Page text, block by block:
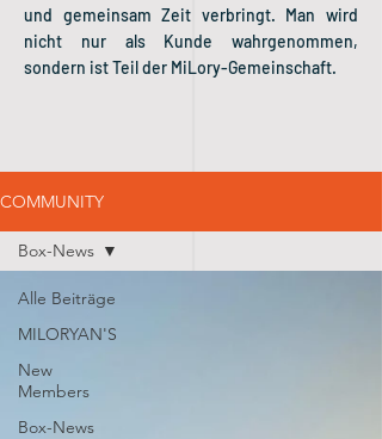
und gemeinsam Zeit verbringt. Man wird
nicht nur als Kunde wahrgenommen,
sondern ist Teil der MiLory-Gemeinschaft.
COMMUNITY
Alle Beiträge
MILORYAN'S
New
Members
Box-News
Box-News